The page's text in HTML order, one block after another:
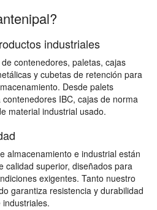
industriales
contenedores, paletas, cajas
y cubetas de retención para
Desde palets
IBC, cajas de norma
material industrial usado.
almacenamiento e industrial están
calidad superior, diseñados para
exigentes. Tanto nuestro
garantiza resistencia y durabilidad